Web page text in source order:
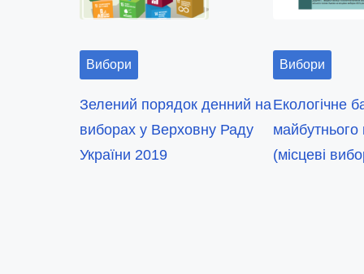
o
Вибори
Зелений порядок денний на
виборах у Верховну Раду
України 2019
Вибори
Екологічне
(місцеві